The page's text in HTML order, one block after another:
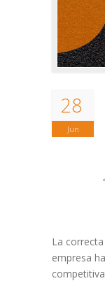
28
Jun
La
empresa